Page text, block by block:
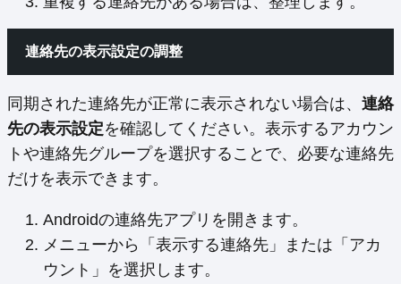
連絡先の表示設定の調整
同期された連絡先が正常に表示されない場合は、 連絡
先の表示設定を確認してください。表示するアカウン
トや連絡先グループを選択することで、必要な連絡先
だけを表示できます。
Androidの連絡先アプリを開きます。
メニューから「表示する連絡先」または「アカ
ウント」を選択します。